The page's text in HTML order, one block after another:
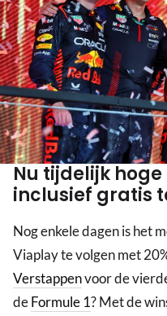
Nu tijdelijk
inclusief gratis
Nog enkele dagen is het
Viaplay te volgen met
Verstappenvoor de
deFormule 1? Met de